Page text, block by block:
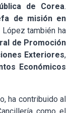
de Corea.
de misión en
López también ha
de Promoción
Exteriores,
Económicos
ha contribuido al